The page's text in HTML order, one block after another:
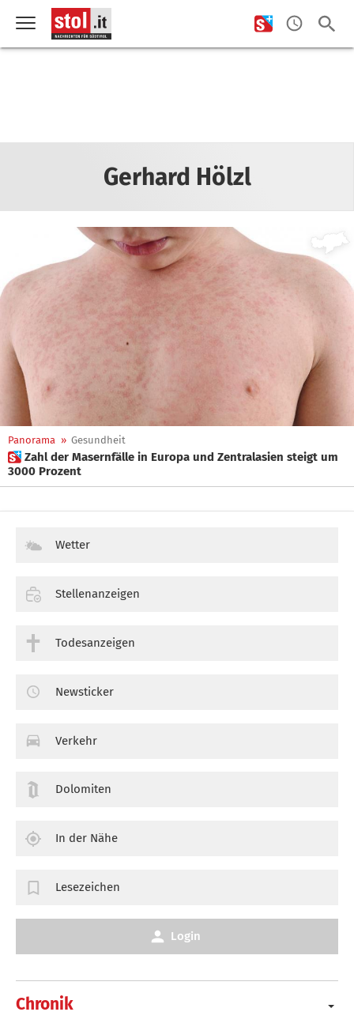
Gerhard Hölzl
Panorama » Gesundheit
 Zahl der Masernfälle in Europa und Zentralasien steigt um
3000 Prozent
Chronik
Wetter
Stellenanzeigen
Todesanzeigen
Newsticker
Verkehr
Dolomiten
In der Nähe
Lesezeichen
Login